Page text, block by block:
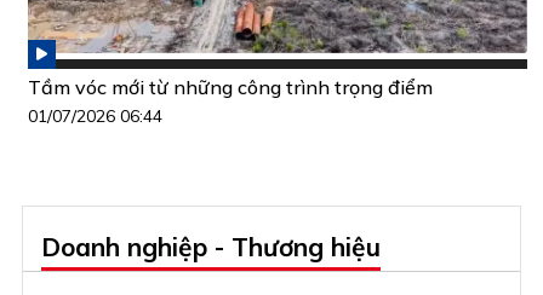
Tầm vóc mới từ những công trình trọng điểm
01/07/2026 06:44
Doanh nghiệp - Thương hiệu